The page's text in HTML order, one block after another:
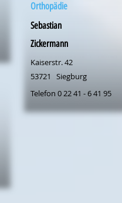
Orthopädie
Sebastian
Zickermann
Kaiserstr. 42
53721
Siegburg
Telefon 0 22 41 - 6 41 95